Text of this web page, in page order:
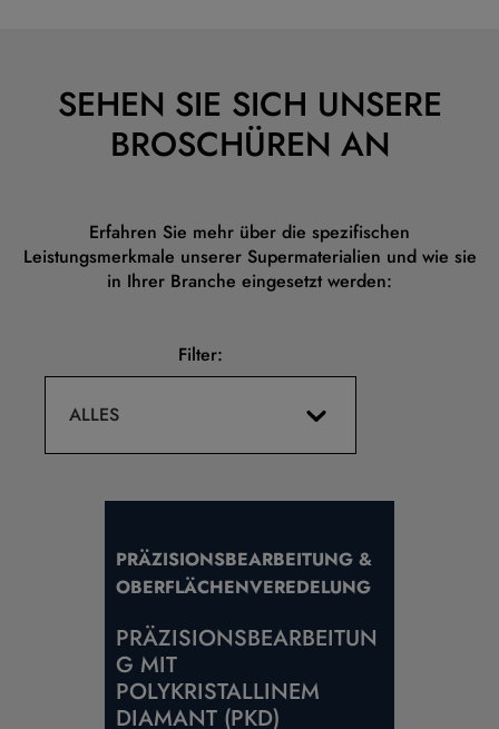
SEHEN SIE SICH UNSERE
BROSCHÜREN AN
Erfahren Sie mehr über die spezifischen
Leistungsmerkmale unserer Supermaterialien und wie sie
in Ihrer Branche eingesetzt werden:
Filter:
ALLES
PRÄZISIONSBEARBEITUNG &
OBERFLÄCHENVEREDELUNG
PRÄZISIONSBEARBEITUN
G MIT
POLYKRISTALLINEM
DIAMANT (PKD)